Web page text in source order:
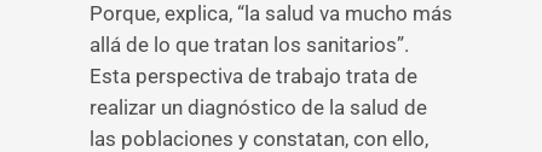
Porque, explica, “la salud va mucho más
allá de lo que tratan los sanitarios”.
Esta perspectiva de trabajo trata de
realizar un diagnóstico de la salud de
las poblaciones y constatan, con ello,